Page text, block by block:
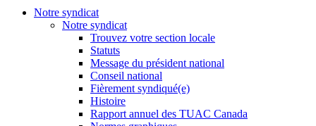
Notre syndicat
Notre syndicat
Trouvez votre section locale
Statuts
Message du président national
Conseil national
Fièrement syndiqué(e)
Histoire
Rapport annuel des TUAC Canada